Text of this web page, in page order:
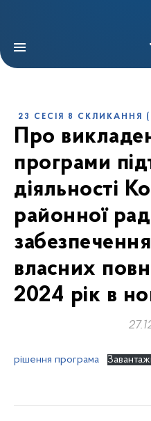
23 СЕСІЯ 8 СКЛИКАННЯ
Про
програми
діяльності
районної
власних
2024 рік в
рішення програма